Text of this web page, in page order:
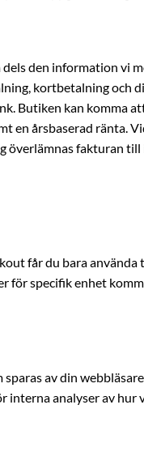
den information vi
kortbetalning och
Butiken kan komma
en årsbaserad ränta.
fakturan till
får du bara
för specifik enhet
av din
interna analyser av hur